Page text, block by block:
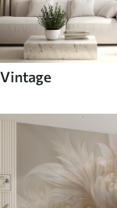
Vintage